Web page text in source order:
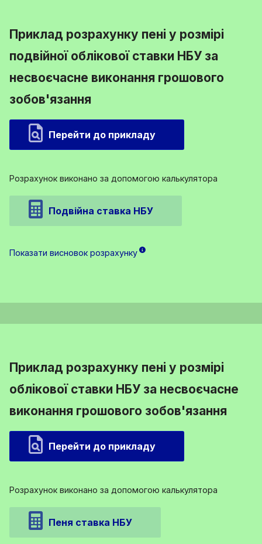
Приклад розрахунку пені у розмірі
подвійної облікової ставки НБУ за
несвоєчасне виконання грошового
зобов'язання
Перейти до прикладу
Розрахунок виконано за допомогою калькулятора
Подвійна ставка НБУ
Показати висновок розрахунку
Приклад розрахунку пені у розмірі
облікової ставки НБУ за несвоєчасне
виконання грошового зобов'язання
Перейти до прикладу
Розрахунок виконано за допомогою калькулятора
Пеня ставка НБУ